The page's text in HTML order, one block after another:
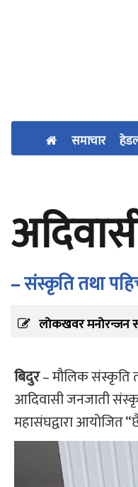
समाचार
– संस्कृति तथा
लोकखवर मनोरन्जन
बिदुर– मौलिक संस्कृति
आदिवासी जनजाती
महासंघद्वारा आयोजित